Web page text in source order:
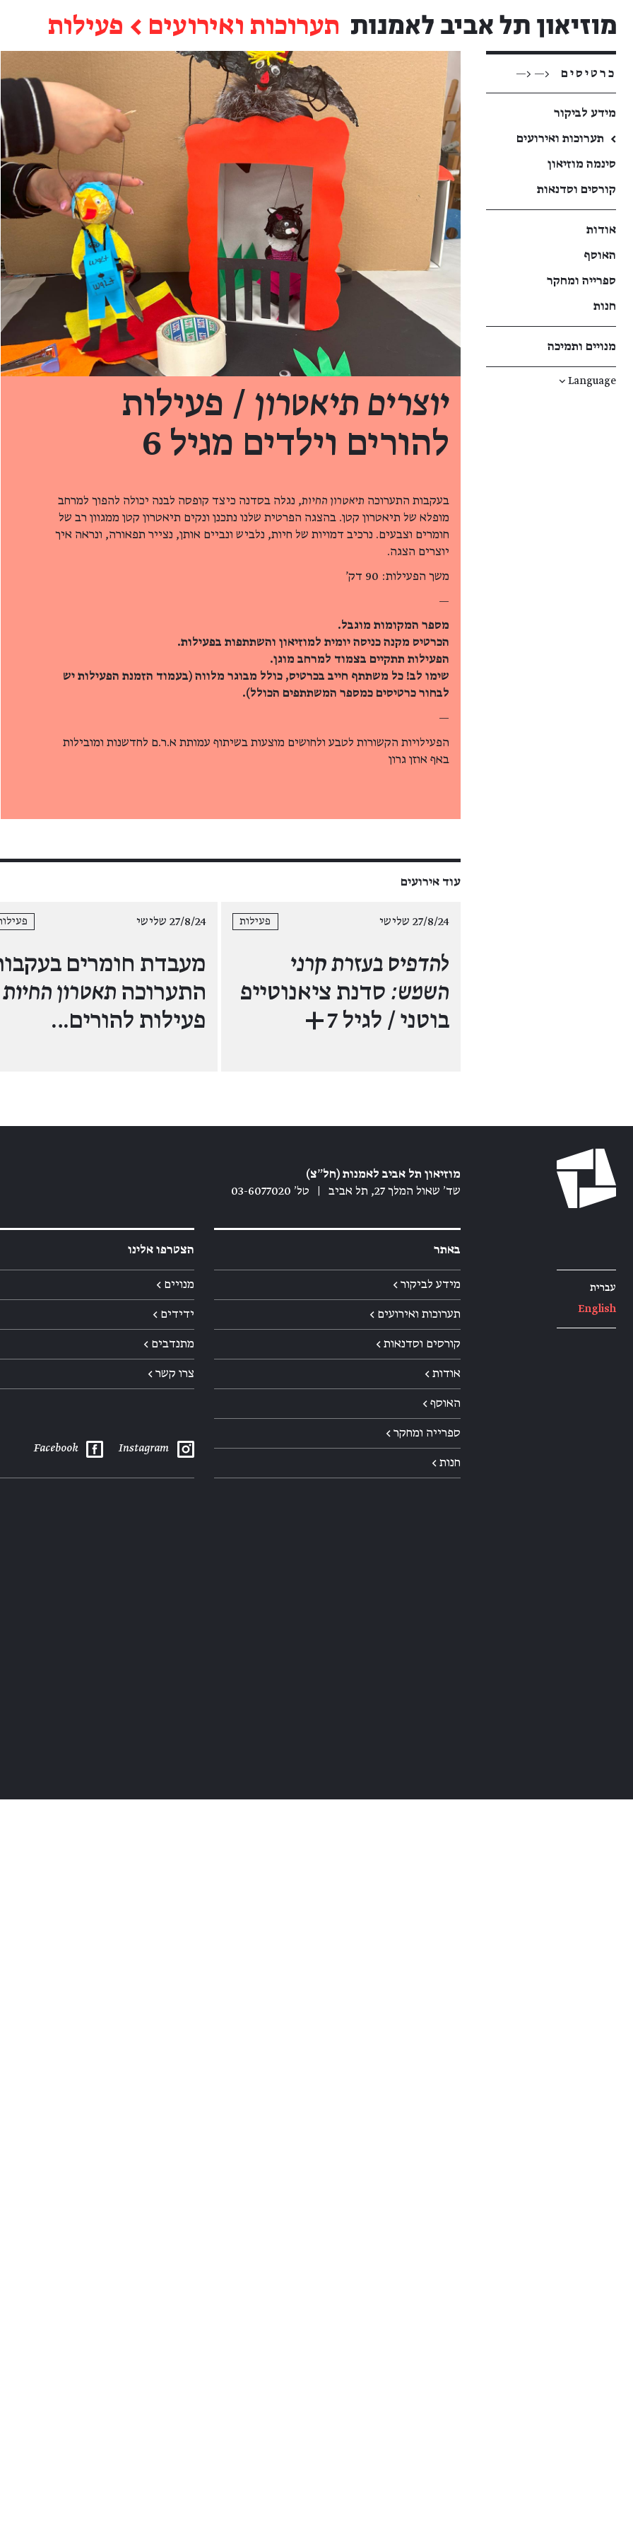
תערוכות ואירועים ← פעילות
כרטיסים <— <—
מידע לביקור
←
תערוכות ואירועים
סינמה מוזיאון
קורסים וסדנאות
אודות
האוסף
ספרייה ומחקר
חנות
מנויים ותמיכה
Language
↓
יוצרים תיאטרון / פעילות
להורים וילדים מגיל 6
בעקבות התערוכה תיאטרון החיות, נגלה בסדנה כיצד קופסה לבנה יכולה להפוך למרחב
מופלא של תיאטרון קטן. בהצגה הפרטית שלנו נתכנן ונקים תיאטרון קטן ממגוון רב של
חומרים וצבעים. נרכיב דמויות של חיות, נלביש ונביים אותן, נצייר תפאורה, ונראה איך
יוצרים הצגה.
משך הפעילות: 90 דק'
—
מספר המקומות מוגבל.
הכרטיס מקנה כניסה יומית למוזיאון והשתתפות בפעילות.
הפעילות תתקיים בצמוד למרחב מוגן.
שימו לב! כל משתתף חייב בכרטיס, כולל מבוגר מלווה (בעמוד הזמנת הפעילות יש
לבחור כרטיסים כמספר המשתתפים הכולל).
—
הפעילויות הקשורות לטבע ולחושים מוצעות בשיתוף עמותת א.ר.ם לחדשנות ומובילות
באף אוזן גרון
עוד אירועים
27/8/24 שלישי פעילות
להדפיס בעזרת קרני
השמש: סדנת ציאנוטייפ
בוטני / לגיל 7+
27/8/24 שלישי
מעבדת חומרים
התערוכה תאטרון החיות
פעילות להורים…
עברית
English
מוזיאון תל אביב לאמנות (חל״צ)
שד׳ שאול המלך 27, תל אביב
טל׳ 03-6077020
באתר
מידע לביקור ←
תערוכות ואירועים ←
קורסים וסדנאות ←
אודות ←
האוסף ←
ספרייה ומחקר ←
חנות ←
הצטרפו אלינו
מנויים ←
ידידים ←
מתנדבים ←
צרו קשר ←
Instagram
Facebook